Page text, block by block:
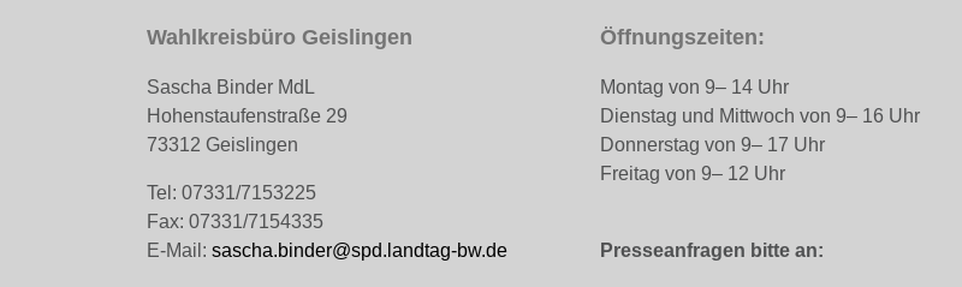
Wahlkreisbüro Geislingen
Sascha Binder MdL
Hohenstaufenstraße 29
73312 Geislingen
Tel: 07331/7153225
Fax: 07331/7154335
E-Mail: sascha.binder@spd.landtag-bw.de
Öffnungszeiten:
Montag von 9– 14 Uhr
Dienstag und Mittwoch von 9– 16 Uhr
Donnerstag von 9– 17 Uhr
Freitag von 9– 12 Uhr
Presseanfragen bitte an: